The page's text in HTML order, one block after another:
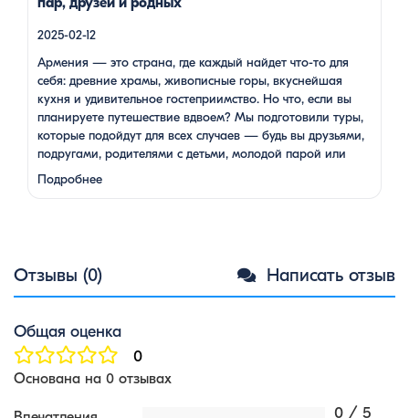
2025-02-12
Армения — это страна, где каждый найдет что-то для
себя: древние храмы, живописные горы, вкуснейшая
кухня и удивительное гостеприимство. Но что, если вы
планируете путешествие вдвоем? Мы подготовили туры,
которые подойдут для всех случаев — будь вы друзьями,
подругами, родителями с детьми, молодой парой или
супругами в возрасте. Какой тур выбрать для
путешествия вдвоем? 1. …
Подробнее
Отзывы (0) Написать отзыв
Общая оценка
0
Основана на 0 отзывах
0 / 5